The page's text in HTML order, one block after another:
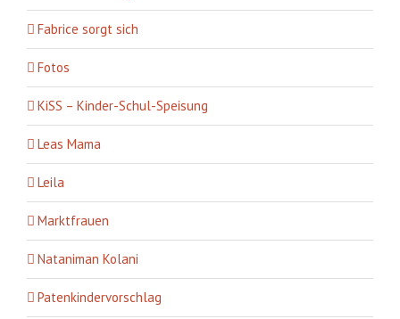
Fabrice sorgt sich
Fotos
KiSS – Kinder-Schul-Speisung
Leas Mama
Leila
Marktfrauen
Nataniman Kolani
Patenkindervorschlag